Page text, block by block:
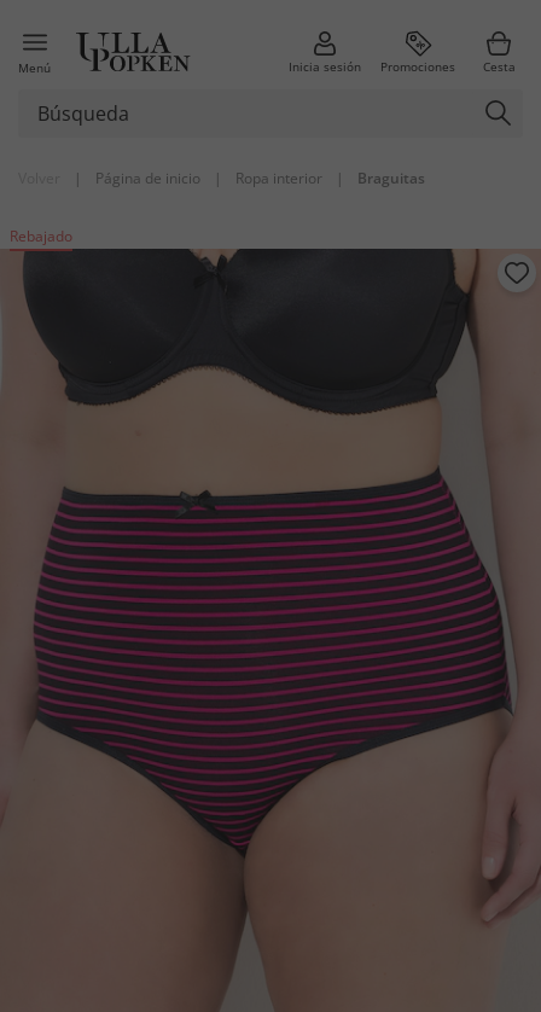
Menú Inicia sesión Promociones Cesta
| Página de inicio | Ropa interior | Braguitas
Rebajado